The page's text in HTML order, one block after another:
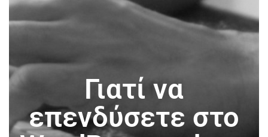
Γιατί να
επενδύσετε στο